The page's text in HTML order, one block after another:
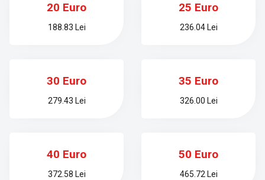
20 Euro
188.83 Lei
25 Euro
236.04 Lei
30 Euro
279.43 Lei
35 Euro
326.00 Lei
40 Euro
372.58 Lei
50 Euro
465.72 Lei